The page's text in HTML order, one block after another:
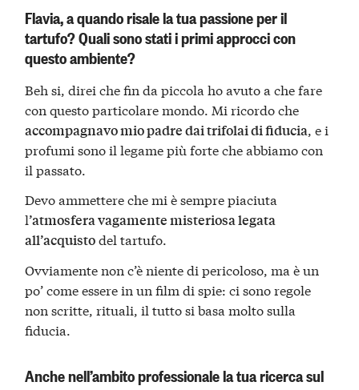
Flavia, a quando risale la tua passione per il
tartufo? Quali sono stati i primi approcci con
questo ambiente?
Beh si, direi che fin da piccola ho avuto a che fare
con questo particolare mondo. Mi ricordo che
accompagnavo mio padre dai trifolai di fiducia, e i
profumi sono il legame più forte che abbiamo con
il passato.
Devo ammettere che mi è sempre piaciuta
l’atmosfera vagamente misteriosa legata
all’acquistodel tartufo.
Ovviamente non c’è niente di pericoloso, ma è un
po’ come essere in un film di spie: ci sono regole
non scritte, rituali, il tutto si basa molto sulla
fiducia.
Anche nell’ambito professionale la tua ricerca sul